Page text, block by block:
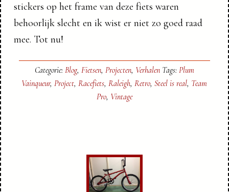
stickers op het frame van deze fiets waren
behoorlijk slecht en ik wist er niet zo goed raad
mee. Tot nu!
Categorie: Blog, Fietsen, Projecten, Verhalen Tags: Plum
Vainqueur,Project,Racefiets,Raleigh,Retro,Steel is real, Team
Pro, Vintage